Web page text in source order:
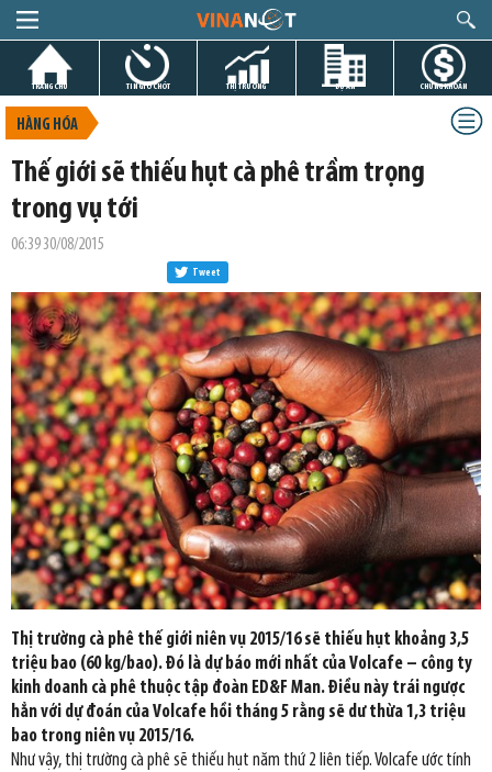
TRANG CHỦ TIN GIỜ CHÓT THỊ TRƯỜNG DỰ ÁN CHỨNG KHOÁN
HÀNG HÓA
Thế giới sẽ thiếu hụt cà phê trầm trọng
trong vụ tới
06:39 30/08/2015
Tweet
Thị trường cà phê thế giới niên vụ 2015/16 sẽ thiếu hụt khoảng 3,5
triệu bao (60 kg/bao). Đó là dự báo mới nhất của Volcafe – công ty
kinh doanh cà phê thuộc tập đoàn ED&F Man. Điều này trái ngược
hẳn với dự đoán của Volcafe hồi tháng 5 rằng sẽ dư thừa 1,3 triệu
bao trong niên vụ 2015/16.
Như vậy, thị trường cà phê sẽ thiếu hụt năm thứ 2 liên tiếp. Volcafe ước tính